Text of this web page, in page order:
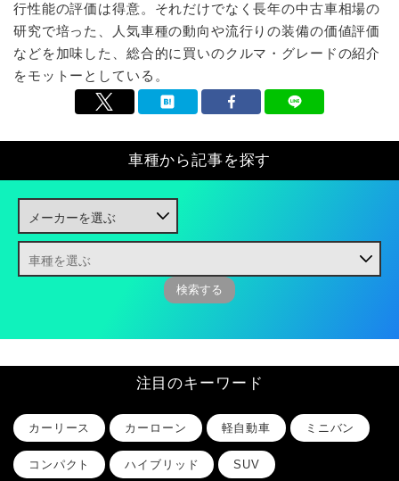
行性能の評価は得意。それだけでなく長年の中古車相場の
研究で培った、人気車種の動向や流行りの装備の価値評価
などを加味した、総合的に買いのクルマ・グレードの紹介
をモットーとしている。
車種から記事を探す
注目のキーワード
カーリース カーローン 軽自動車 ミニバン
コンパクト ハイブリッド SUV